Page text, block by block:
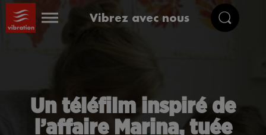
Vibrez avec nous
Un téléfilm inspiré de
l’affaire Marina, tuée